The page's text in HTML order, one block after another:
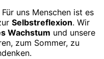
Für uns Menschen ist es
Selbstreflexion. Wir
Wachstum und unsere
zum Sommer, zu